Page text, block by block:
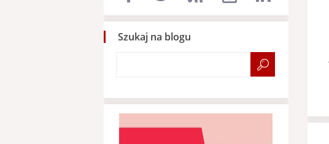
Szukaj na blogu